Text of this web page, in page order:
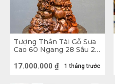
Tượng Thần Tài Gỗ Sưa
Cao 60 Ngang 28 Sâu 20
1 tháng trước
17.000.000 ₫